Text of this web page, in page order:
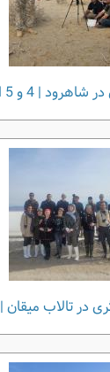
و 5 اردیبهشت 1404
میقان | 17 آذر 1402